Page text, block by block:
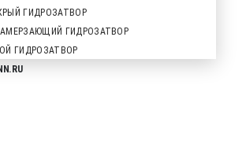
ГИДРОЗАТВОР
ГИДРОЗАТВОР
ГИДРОЗАТВОР